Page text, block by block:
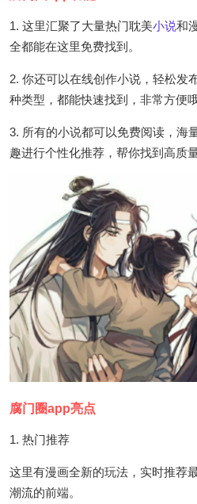
1. 这里汇聚了大量热门耽美小说和
全都能在这里免费找到。
2. 你还可以在线创作小说，轻松发
种类型，都能快速找到，非常方便
3. 所有的小说都可以免费阅读，海
趣进行个性化推荐，帮你找到高质
腐门圈app亮点
1. 热门推荐
这里有漫画全新的玩法，实时推荐
潮流的前端。